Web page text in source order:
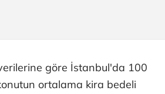
göre İstanbul'da 100
ortalama kira bedeli